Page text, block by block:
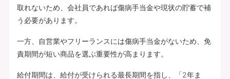
取れないため、会社員であれば傷病手当金や現状の貯蓄で補
う必要があります。
一方、自営業やフリーランスには傷病手当金がないため、免
責期間が短い商品を選ぶ重要性が高まります。
給付期間は、給付が受けられる最長期間を指し、「2年ま